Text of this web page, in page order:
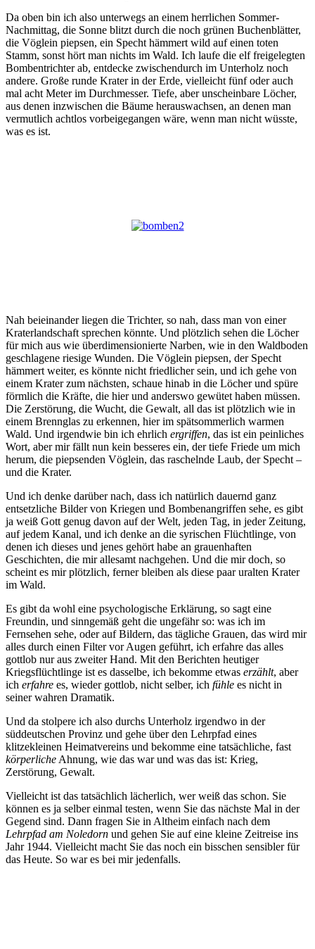
Da oben bin ich also unterwegs an einem herrlichen Sommer-
Nachmittag, die Sonne blitzt durch die noch grünen Buchenblätter,
die Vöglein piepsen, ein Specht hämmert wild auf einen toten
Stamm, sonst hört man nichts im Wald. Ich laufe die elf freigelegten
Bombentrichter ab, entdecke zwischendurch im Unterholz noch
andere. Große runde Krater in der Erde, vielleicht fünf oder auch
mal acht Meter im Durchmesser. Tiefe, aber unscheinbare Löcher,
aus denen inzwischen die Bäume herauswachsen, an denen man
vermutlich achtlos vorbeigegangen wäre, wenn man nicht wüsste,
was es ist.
Nah beieinander liegen die Trichter, so nah, dass man von einer
Kraterlandschaft sprechen könnte. Und plötzlich sehen die Löcher
für mich aus wie überdimensionierte Narben, wie in den Waldboden
geschlagene riesige Wunden. Die Vöglein piepsen, der Specht
hämmert weiter, es könnte nicht friedlicher sein, und ich gehe von
einem Krater zum nächsten, schaue hinab in die Löcher und spüre
förmlich die Kräfte, die hier und anderswo gewütet haben müssen.
Die Zerstörung, die Wucht, die Gewalt, all das ist plötzlich wie in
einem Brennglas zu erkennen, hier im spätsommerlich warmen
Wald. Und irgendwie bin ich ehrlich ergriffen, das ist ein peinliches
Wort, aber mir fällt nun kein besseres ein, der tiefe Friede um mich
herum, die piepsenden Vöglein, das raschelnde Laub, der Specht –
und die Krater.
Und ich denke darüber nach, dass ich natürlich dauernd ganz
entsetzliche Bilder von Kriegen und Bombenangriffen sehe, es gibt
ja weiß Gott genug davon auf der Welt, jeden Tag, in jeder Zeitung,
auf jedem Kanal, und ich denke an die syrischen Flüchtlinge, von
denen ich dieses und jenes gehört habe an grauenhaften
Geschichten, die mir allesamt nachgehen. Und die mir doch, so
scheint es mir plötzlich, ferner bleiben als diese paar uralten Krater
im Wald.
Es gibt da wohl eine psychologische Erklärung, so sagt eine
Freundin, und sinngemäß geht die ungefähr so: was ich im
Fernsehen sehe, oder auf Bildern, das tägliche Grauen, das wird mir
alles durch einen Filter vor Augen geführt, ich erfahre das alles
gottlob nur aus zweiter Hand. Mit den Berichten heutiger
Kriegsflüchtlinge ist es dasselbe, ich bekomme etwas erzählt, aber
ich erfahre es, wieder gottlob, nicht selber, ich fühle es nicht in
seiner wahren Dramatik.
Und da stolpere ich also durchs Unterholz irgendwo in der
süddeutschen Provinz und gehe über den Lehrpfad eines
klitzekleinen Heimatvereins und bekomme eine tatsächliche, fast
körperliche Ahnung, wie das war und was das ist: Krieg,
Zerstörung, Gewalt.
Vielleicht ist das tatsächlich lächerlich, wer weiß das schon. Sie
können es ja selber einmal testen, wenn Sie das nächste Mal in der
Gegend sind. Dann fragen Sie in Altheim einfach nach dem
Lehrpfad am Noledorn und gehen Sie auf eine kleine Zeitreise ins
Jahr 1944. Vielleicht macht Sie das noch ein bisschen sensibler für
das Heute. So war es bei mir jedenfalls.